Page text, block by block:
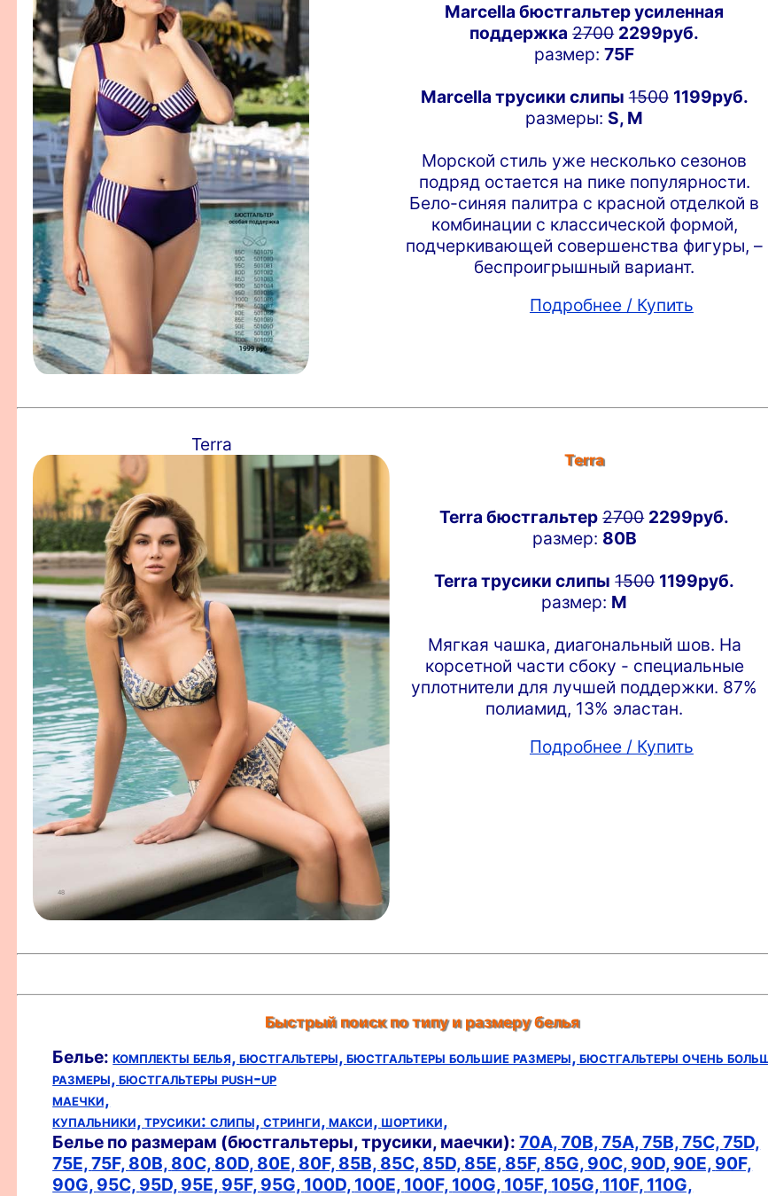
Marcella бюстгальтер усиленная
поддержка 2700 2299руб.
размер:75F
Marcella трусики слипы 1500 1199руб.
размеры: S, M
Морской стиль уже несколько сезонов
подряд остается на пике популярности.
Бело-синяя палитра с красной отделкой в
комбинации с классической формой,
подчеркивающей совершенства фигуры, –
беспроигрышный вариант.
Подробнее / Купить
Terra
Terra
Terra бюстгальтер 2700 2299руб.
размер: 80B
Terra трусики слипы 1500 1199руб.
размер: M
Мягкая чашка, диагональный шов. На
корсетной части сбоку - специальные
уплотнители для лучшей поддержки. 87%
полиамид, 13% эластан.
Подробнее / Купить
Быстрый поиск по типу и размеру белья
Белье:комплекты белья,бюстгальтеры,бюстгальтеры большие размеры,бюстгальтеры очень
размеры,бюстгальтеры push-up
маечки,
купальники,трусики:слипы,стринги,макси, шортики,
Белье по размерам (бюстгальтеры, трусики, маечки):70A,70B,75A,75B,75C,75D,
75E,75F, 80B, 80C, 80D, 80E, 80F, 85B, 85C, 85D, 85E, 85F, 85G, 90C, 90D, 90E, 90F,
90G, 95C, 95D, 95E, 95F, 95G, 100D, 100E, 100F, 100G, 105F, 105G, 110F, 110G,